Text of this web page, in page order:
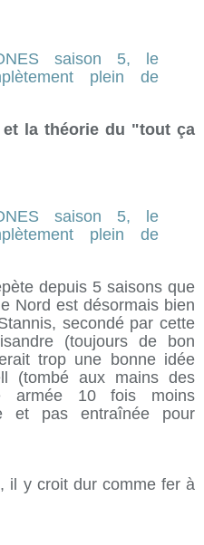
la théorie du "tout ça
depuis 5 saisons que
Nord est désormais bien
secondé par cette
(toujours de bon
trop une bonne idée
(tombé aux mains des
armée 10 fois moins
et pas entraînée pour
il y croit dur comme fer à